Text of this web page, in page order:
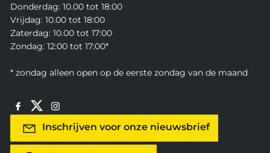
Donderdag: 10.00 tot 18:00
Vrijdag: 10.00 tot 18:00
Zaterdag: 10.00 tot 17:00
Zondag: 12:00 tot 17:00*
* zondag alleen open op de eerste zondag van de maand
Inschrijven voor onze nieuwsbrief